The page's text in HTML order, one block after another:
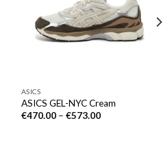
ASICS
ASICS GEL-NYC Cream
€470.00– €573.00